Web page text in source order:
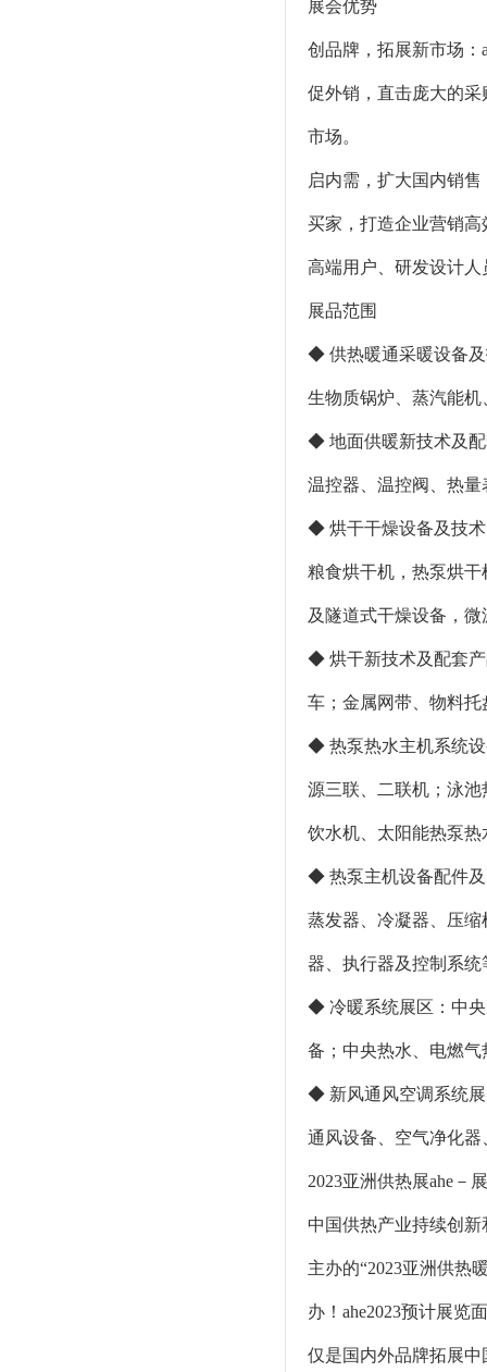
展会优势
创品牌，拓展新市场：
促外销，直击庞大的采
市场。
启内需，扩大国内销
买家，打造企业营销
高端用户、研发设计
展品范围
◆ 供热暖通采暖设备及
生物质锅炉、蒸汽能
◆ 地面供暖新技术及配
温控器、温控阀、热
◆ 烘干干燥设备及技术
粮食烘干机，热泵烘
及隧道式干燥设备，
◆ 烘干新技术及配套产
车；金属网带、物料
◆ 热泵热水主机系统设
源三联、二联机；泳
饮水机、太阳能热泵
◆ 热泵主机设备配件及
蒸发器、冷凝器、压
器、执行器及控制系统
◆ 冷暖系统展区：中央
备；中央热水、电燃
◆ 新风通风空调系统展
通风设备、空气净化
2023亚洲供热展ahe－
中国供热产业持续创
主办的“2023亚洲供热
办！ahe2023预计展览
仅是国内外品牌拓展